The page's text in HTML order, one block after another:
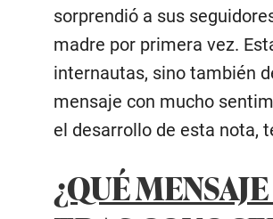
sorprendió a sus
madre por primera vez.
internautas, sino también
mensaje con mucho
el desarrollo de esta nota,
¿QUÉ